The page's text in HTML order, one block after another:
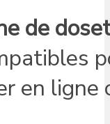
de
en ligne